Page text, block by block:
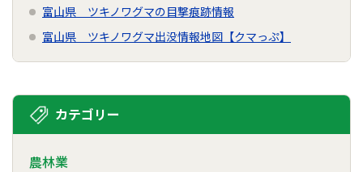
富山県 ツキノワグマの目撃痕跡情報
富山県 ツキノワグマ出没情報地図【クマっぷ】
カテゴリー
農林業